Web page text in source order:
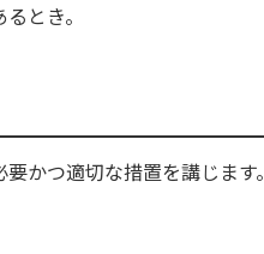
とき。
かつ適切な措置を講じます。